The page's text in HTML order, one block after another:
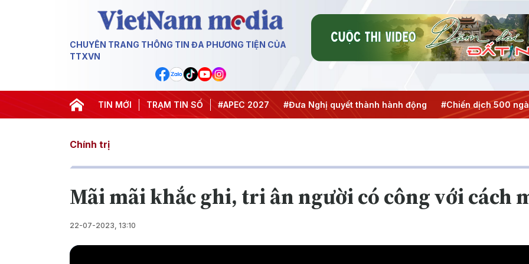
CHUYÊN TRANG THÔNG TIN ĐA PHƯƠNG TIỆN CỦA
TTXVN
TIN MỚI TRẠM TIN SỐ
#Hội nghị Trung ương 3 #APEC 2027 #Đưa Nghị quyết thành hành động #Chiến dịch 500 ngày
Chính trị
Mãi mãi khắc ghi, tri ân người có công với cách
22-07-2023, 13:10